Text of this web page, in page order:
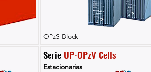
OPzS Block
Serie UP-OPzV Cells
Estacionarias